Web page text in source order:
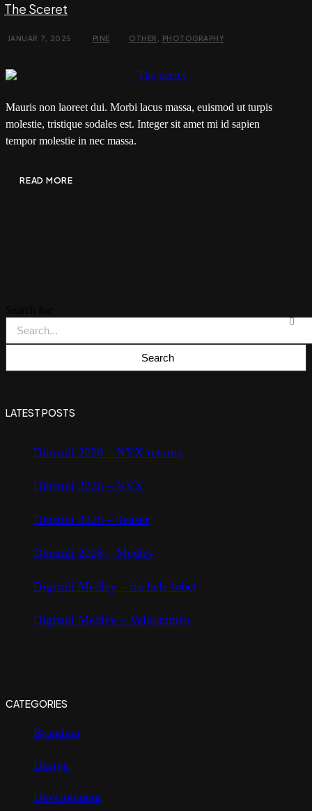
The Sceret
JANUAR 7, 2025 PINE OTHER PHOTOGRAPHY
Mauris non laoreet dui. Morbi lacus massa, euismod ut turpis
molestie, tristique sodales est. Integer sit amet mi id sapien
tempor molestie in nec massa.
READ MORE
LATEST POSTS
Dinizuli 2026 – NYX returns
Dinizuli 2026 – NYX
Dinizuli 2026 – Teaser
Dinizuli 2026 – Medley
Digizuli Medley – fra hele løbet
Digizuli Medley – Velkommen
CATEGORIES
Branding
Design
Development